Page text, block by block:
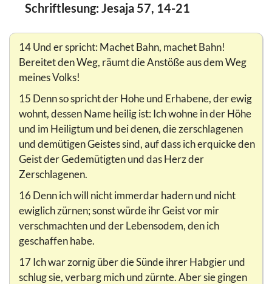
Schriftlesung: Jesaja 57, 14-21
14 Und er spricht: Machet Bahn, machet Bahn!
Bereitet den Weg, räumt die Anstöße aus dem Weg
meines Volks!
15 Denn so spricht der Hohe und Erhabene, der ewig
wohnt, dessen Name heilig ist: Ich wohne in der Höhe
und im Heiligtum und bei denen, die zerschlagenen
und demütigen Geistes sind, auf dass ich erquicke den
Geist der Gedemütigten und das Herz der
Zerschlagenen.
16 Denn ich will nicht immerdar hadern und nicht
ewiglich zürnen; sonst würde ihr Geist vor mir
verschmachten und der Lebensodem, den ich
geschaffen habe.
17 Ich war zornig über die Sünde ihrer Habgier und
schlug sie, verbarg mich und zürnte. Aber sie gingen